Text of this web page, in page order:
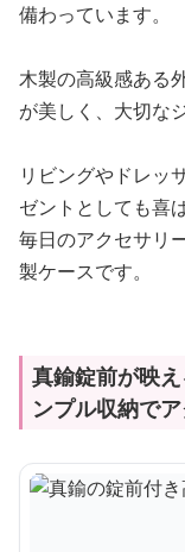
備わっています。
木製の高級感ある
が美しく、大切な
リビングやドレッ
ゼントとしても喜
毎日のアクセサリ
製ケースです。
真鍮錠前が映
ンプル収納で